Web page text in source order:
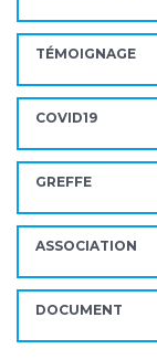
TÉMOIGNAGE
COVID19
GREFFE
ASSOCIATION
DOCUMENT